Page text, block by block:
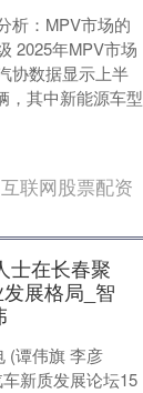
析：MPV市场的
2025年MPV市场
协数据显示上半
，其中新能源车型
互联网股票配资
士在长春聚
展格局_智
(谭伟旗 李彦
新质发展论坛15